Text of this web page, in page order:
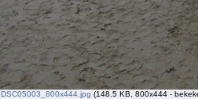
DSC05003_800x444.jpg (148.5 KB, 800x444 -